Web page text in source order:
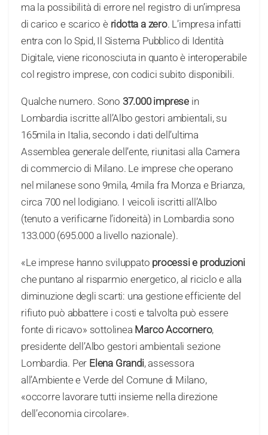
ma la possibilità di errore nel registro di un’impresa
di carico e scarico è ridotta a zero. L’impresa infatti
entra con lo Spid, Il Sistema Pubblico di Identità
Digitale, viene riconosciuta in quanto è interoperabile
col registro imprese, con codici subito disponibili.
Qualche numero. Sono 37.000 imprese in
Lombardia iscritte all’Albo gestori ambientali, su
165mila in Italia, secondo i dati dell’ultima
Assemblea generale dell’ente, riunitasi alla Camera
di commercio di Milano. Le imprese che operano
nel milanese sono 9mila, 4mila fra Monza e Brianza,
circa 700 nel lodigiano. I veicoli iscritti all’Albo
(tenuto a verificarne l’idoneità) in Lombardia sono
133.000 (695.000 a livello nazionale).
«Le imprese hanno sviluppato processi e produzioni
che puntano al risparmio energetico, al riciclo e alla
diminuzione degli scarti: una gestione efficiente del
rifiuto può abbattere i costi e talvolta può essere
fonte di ricavo» sottolinea Marco Accornero,
presidente dell’Albo gestori ambientali sezione
Lombardia. Per Elena Grandi, assessora
all’Ambiente e Verde del Comune di Milano,
«occorre lavorare tutti insieme nella direzione
dell’economia circolare».